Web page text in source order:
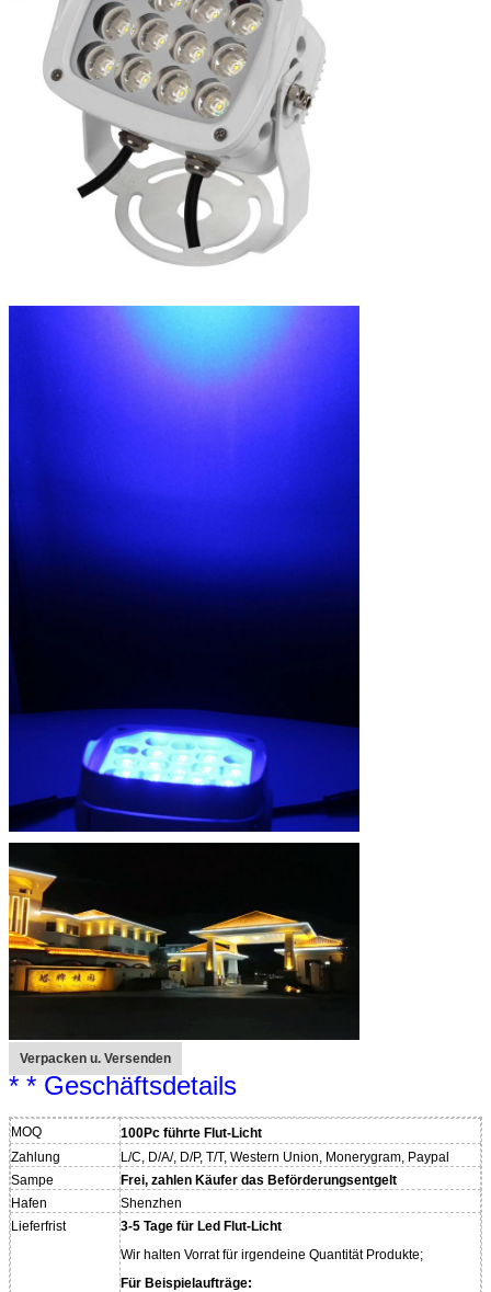
Verpacken u. Versenden
* * Geschäftsdetails
MOQ
100Pc führte Flut-Licht
Zahlung
L/C, D/A/, D/P, T/T, Western Union, Monerygram, Paypal
Sampe
Frei, zahlen Käufer das Beförderungsentgelt
Hafen
Shenzhen
Lieferfrist
3-5 Tage für Led Flut-Licht
Wir halten Vorrat für irgendeine Quantität Produkte;
Für Beispielaufträge: